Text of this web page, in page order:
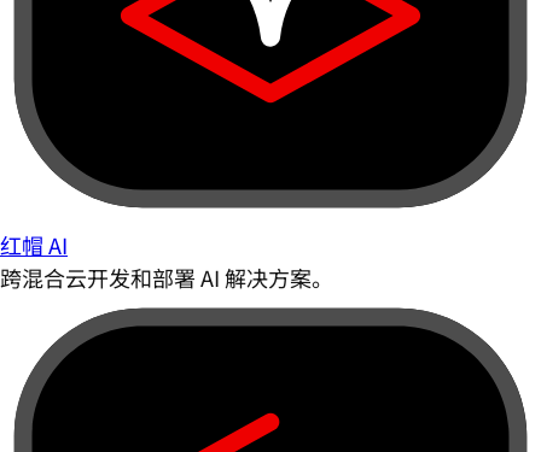
红帽 AI
跨混合云开发和部署 AI 解决方案。